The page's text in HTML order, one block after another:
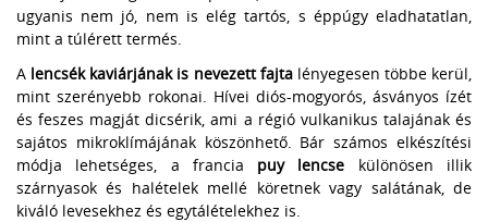
ugyanis nem jó, nem is elég tartós, s éppúgy eladhatatlan,
mint a túlérett termés.
A lencsék kaviárjának is nevezett fajtalényegesen többe kerül,
mint szerényebb rokonai. Hívei diós-mogyorós, ásványos ízét
és feszes magját dicsérik, ami a régió vulkanikus talajának és
sajátos mikroklímájának köszönhető. Bár számos elkészítési
módja lehetséges, a francia puy lencse különösen illik
szárnyasok és halételek mellé köretnek vagy salátának, de
kiváló levesekhez és egytálételekhez is.